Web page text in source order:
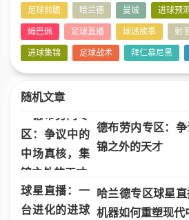
足球前瞻 哈兰德 曼城 进球预测
姆巴佩 足球直播 球迷故事 射
进球集锦 足球战术 拜仁慕尼黑
随机文章
德布劳内专区：
锦之外的天才
哈兰德专区球星
机器如何重塑现代